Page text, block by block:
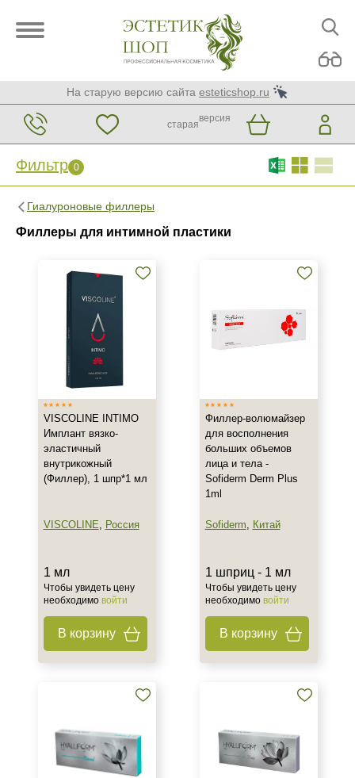
На старую версию сайта esteticshop.ru
старая
версия
Фильтр 0
Гиалуроновые филлеры
Филлеры для интимной пластики
Фильтр 0
SkinElly
Англия
Китай
Россия
Тип товара
Гель
Филлер
Действие
Моделирование
Увеличение губ
Возрастные изменения
Морщины
VISCOLINE INTIMO
Имплант вязко-
эластичный
внутрикожный
(Филлер), 1 шпр*1 мл
VISCOLINE, Россия
1 мл
Чтобы увидеть цену
необходимо войти
В корзину
Филлер-волюмайзер
для восполнения
больших объемов
лица и тела -
Sofiderm Derm Plus
1ml
Sofiderm, Китай
1 шприц - 1 мл
Чтобы увидеть цену
необходимо войти
В корзину